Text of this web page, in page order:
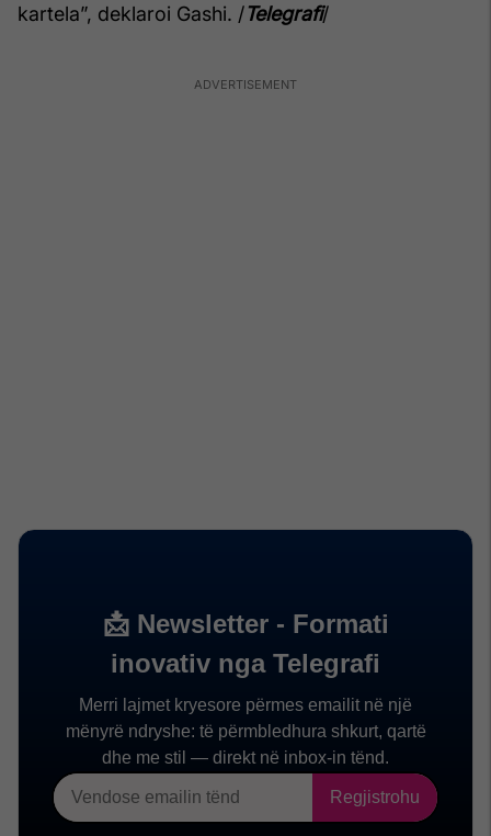
kartela”, deklaroi Gashi. /Telegrafi/